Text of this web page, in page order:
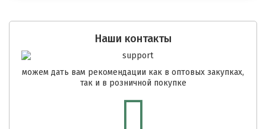
Наши контакты
можем дать вам рекомендации как в оптовых закупках,
так и в розничной покупке